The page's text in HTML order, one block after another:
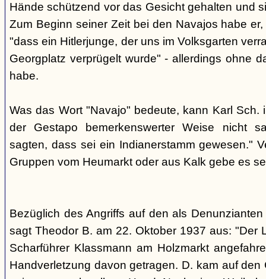
Hände schützend vor das Gesicht gehalten und
Zum Beginn seiner Zeit bei den Navajos habe
"dass ein Hitlerjunge, der uns im Volksgarten
Georgplatz verprügelt wurde" - allerdings ohne
habe.
Was das Wort "Navajo" bedeute, kann Karl Sch.
der Gestapo bemerkenswerter Weise nicht
sagten, dass sei ein Indianerstamm gewesen."
Gruppen vom Heumarkt oder aus Kalk gebe es
Bezüglich des Angriffs auf den als
sagt Theodor B. am 22. Oktober 1937 aus: "Der
Scharführer Klassmann am Holzmarkt
Handverletzung davon getragen. D. kam auf den